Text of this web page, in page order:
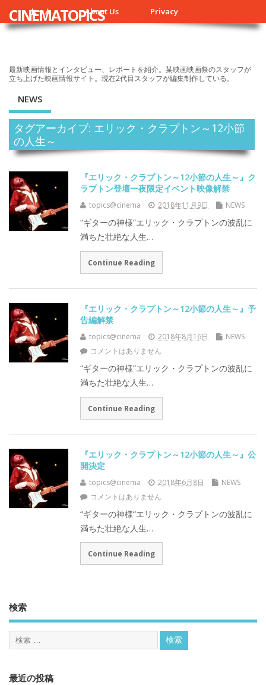
ホーム About Us Privacy
CINEMATOPICS
最新映画情報とインタビュー、レポートを紹介。某映画映画祭のスタッフが
立ち上げた映画情報サイト。現在2代目スタッフが編集制作している。
NEWS
タグアーカイブ: エリック・クラプトン～12小節
の人生～
『エリック・クラプトン～12小節の人生～』ク
ラプトン登壇一夜限定イベント映像解禁
topics@cinema 2018年11月9日 NEWS
“ギターの神様”エリック・クラプトンの波乱に
満ちた壮絶な人生…
Continue Reading
『エリック・クラプトン～12小節の人生～』予
告編解禁
topics@cinema 2018年8月16日
NEWS
コメントはありません
“ギターの神様”エリック・クラプトンの波乱に
満ちた壮絶な人生…
Continue Reading
『エリック・クラプトン～12小節の人生～』公
開決定
topics@cinema 2018年6月8日
NEWS
コメントはありません
“ギターの神様“エリック・クラプトンの波乱に
満ちた壮絶な人生…
Continue Reading
検索
最近の投稿